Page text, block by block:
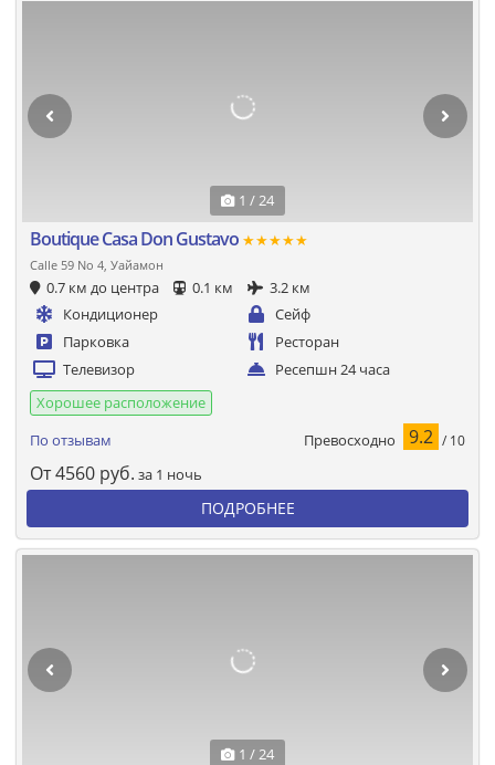
1 / 24
Boutique Casa Don Gustavo ★★★★★
Calle 59 No 4, Уайамон
0.7 км до центра 0.1 км
3.2 км
Кондиционер
Сейф
Парковка
Ресторан
Телевизор
Ресепшн 24 часа
Хорошее расположение
По отзывам
Превосходно 9.2 / 10
От4560 руб. за 1 ночь
ПОДРОБНЕЕ
1 / 24